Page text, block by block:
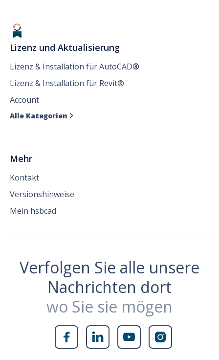
Lizenz und Aktualisierung
Lizenz & Installation für AutoCAD®
Lizenz & Installation für Revit®
Account
Alle Kategorien 
Mehr
Kontakt
Versionshinweise
Mein hsbcad
Verfolgen Sie alle unsere
Nachrichten dort
wo Sie sie mögen
   